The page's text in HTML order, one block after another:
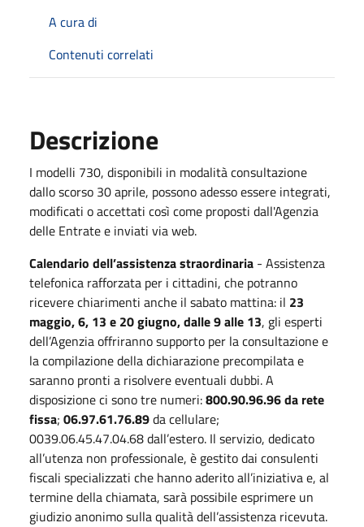
A cura di
Contenuti correlati
Descrizione
I modelli 730, disponibili in modalità consultazione
dallo scorso 30 aprile, possono adesso essere integrati,
modificati o accettati così come proposti dall'Agenzia
delle Entrate e inviati via web.
Calendario dell’assistenza straordinaria - Assistenza
telefonica rafforzata per i cittadini, che potranno
ricevere chiarimenti anche il sabato mattina: il 23
maggio, 6, 13 e 20 giugno, dalle 9 alle 13, gli esperti
dell’Agenzia offriranno supporto per la consultazione e
la compilazione della dichiarazione precompilata e
saranno pronti a risolvere eventuali dubbi. A
disposizione ci sono tre numeri:800.90.96.96da rete
fissa; 06.97.61.76.89da cellulare;
0039.06.45.47.04.68 dall’estero. Il servizio, dedicato
all’utenza non professionale, è gestito dai consulenti
fiscali specializzati che hanno aderito all’iniziativa e, al
termine della chiamata, sarà possibile esprimere un
giudizio anonimo sulla qualità dell’assistenza ricevuta.